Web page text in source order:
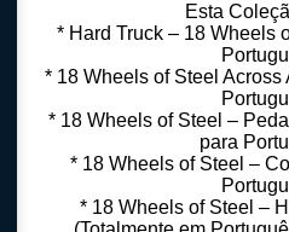
Esta
* Hard Truck – 18 Wheels
* 18 Wheels of Steel
* 18 Wheels of Steel –
para
* 18 Wheels of Steel –
* 18 Wheels of Steel –